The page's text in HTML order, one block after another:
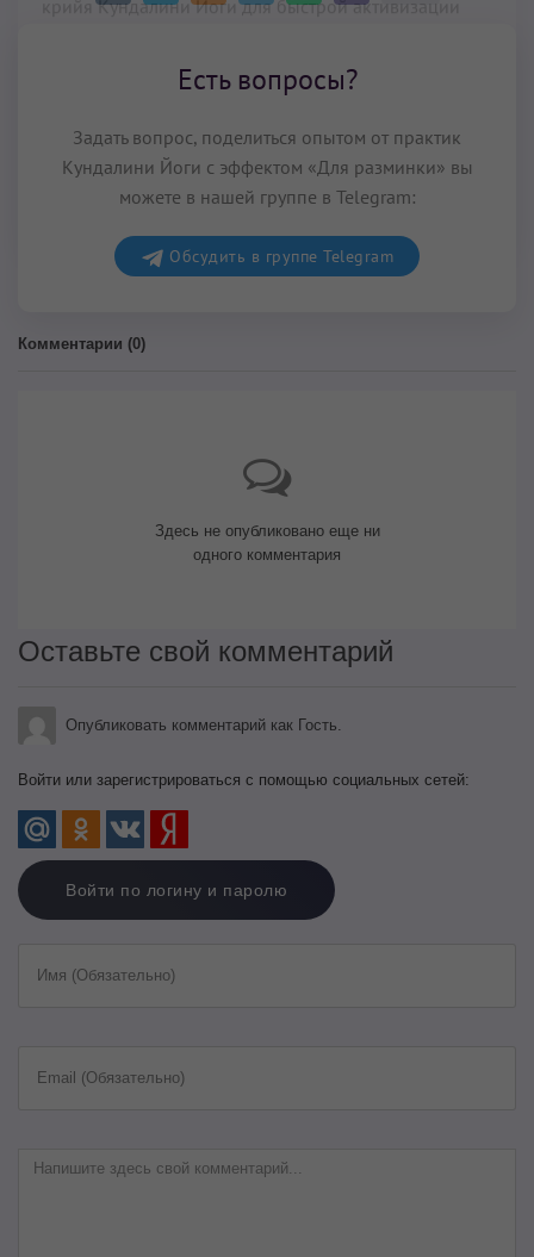
Есть вопросы?
Задать вопрос, поделиться опытом от практик
Кундалини Йоги с эффектом «Для разминки» вы
можете в нашей группе в Telegram:
Обсудить в группе Telegram
Комментарии (0)
Здесь не опубликовано еще ни
одного комментария
Оставьте свой комментарий
Опубликовать комментарий как Гость.
Войти или зарегистрироваться с помощью социальных сетей:
Войти по логину и паролю
Имя (Обязательно)
Email (Обязательно)